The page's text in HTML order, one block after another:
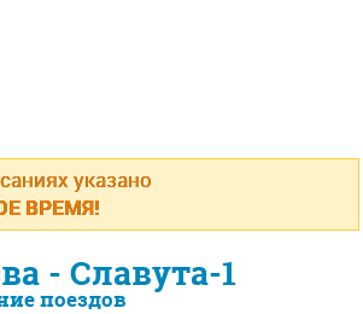
указано
ВРЕМЯ!
- Славута-1
поездов